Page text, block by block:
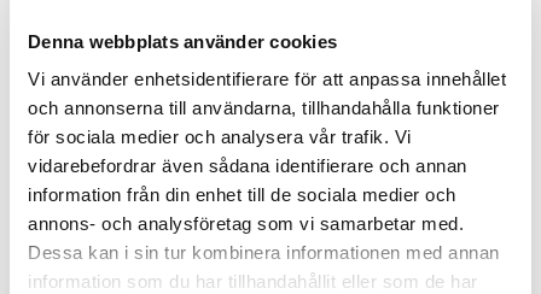
Denna webbplats använder cookies
Vi använder enhetsidentifierare för att anpassa innehållet
och annonserna till användarna, tillhandahålla funktioner
för sociala medier och analysera vår trafik. Vi
vidarebefordrar även sådana identifierare och annan
information från din enhet till de sociala medier och
annons- och analysföretag som vi samarbetar med.
Dessa kan i sin tur kombinera informationen med annan
information som du har tillhandahållit eller som de har
Beskrivning
presentförpackad ingår i priset!
Kommer utan vas men går att beställa till som
tillval!